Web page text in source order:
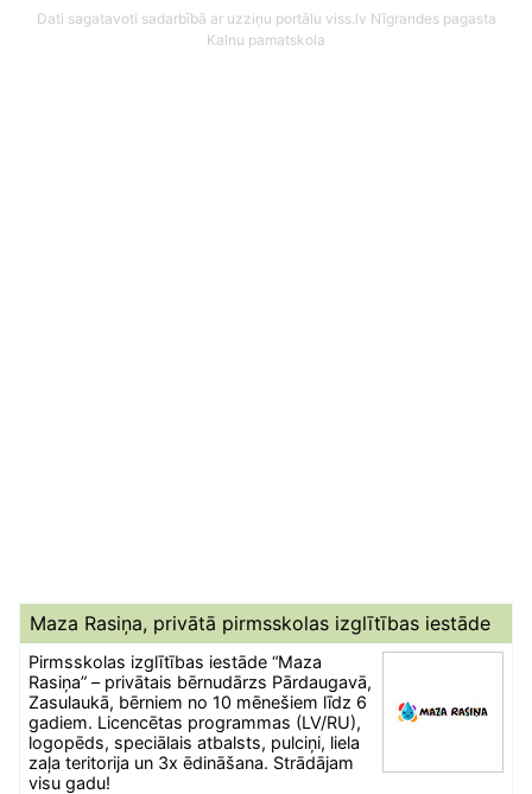
Dati sagatavoti sadarbībā ar uzziņu portālu viss.lv Nīgrandes pagasta
Kalnu pamatskola
Maza Rasiņa, privātā pirmsskolas izglītības iestāde
Pirmsskolas izglītības iestāde “Maza
Rasiņa” – privātais bērnudārzs Pārdaugavā,
Zasulaukā, bērniem no 10 mēnešiem līdz 6
gadiem. Licencētas programmas (LV/RU),
logopēds, speciālais atbalsts, pulciņi, liela
zaļa teritorija un 3x ēdināšana. Strādājam
visu gadu!